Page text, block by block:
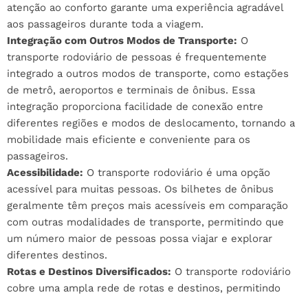
atenção ao conforto garante uma experiência agradável
aos passageiros durante toda a viagem.
Integração com Outros Modos de Transporte: O
transporte rodoviário de pessoas é frequentemente
integrado a outros modos de transporte, como estações
de metrô, aeroportos e terminais de ônibus. Essa
integração proporciona facilidade de conexão entre
diferentes regiões e modos de deslocamento, tornando a
mobilidade mais eficiente e conveniente para os
passageiros.
Acessibilidade: O transporte rodoviário é uma opção
acessível para muitas pessoas. Os bilhetes de ônibus
geralmente têm preços mais acessíveis em comparação
com outras modalidades de transporte, permitindo que
um número maior de pessoas possa viajar e explorar
diferentes destinos.
Rotas e Destinos Diversificados: O transporte rodoviário
cobre uma ampla rede de rotas e destinos, permitindo